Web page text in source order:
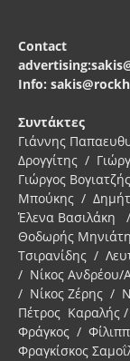
Contact
Info:
Συντάκτες
Γιάννης
Δρογγίτης /
Γιώργος
Μπούκης /
Έλενα
Θοδωρής
Τσιρανίδης /
/ Νίκος Ανδρέου/
/ Νίκος Ζέρης /
Πέτρος Καραλής
Φράγκος /
Φραγκίσκος